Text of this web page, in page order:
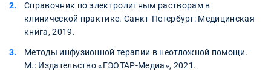
Справочник по электролитным растворам в
клинической практике. Санкт-Петербург: Медицинская
книга, 2019.
Методы инфузионной терапии в неотложной помощи.
М.: Издательство «ГЭОТАР-Медиа», 2021.